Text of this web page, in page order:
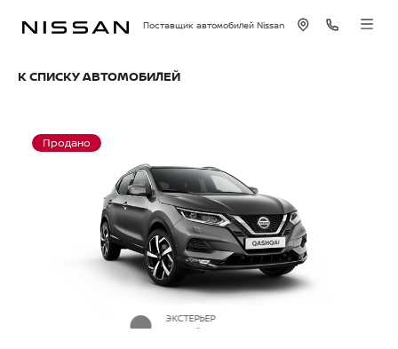
Поставщик автомобилей Nissan
К СПИСКУ АВТОМОБИЛЕЙ
Продано
ЭКСТЕРЬЕР
Серый металлик